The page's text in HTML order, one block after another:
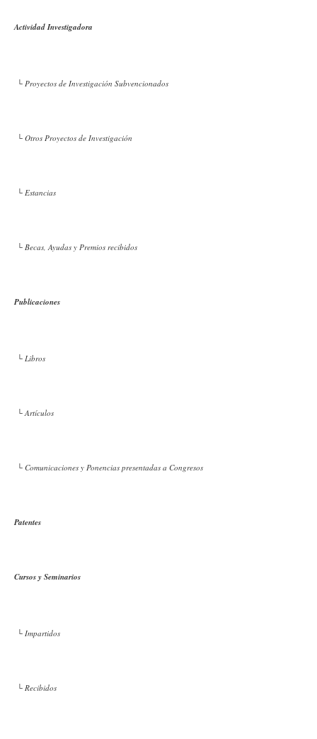
Actividad Investigadora
└ Proyectos de Investigación Subvencionados
└ Otros Proyectos de Investigación
└ Estancias
└ Becas, Ayudas y Premios recibidos
Publicaciones
└ Libros
└ Artículos
└ Comunicaciones y Ponencias presentadas a Congresos
Patentes
Cursos y Seminarios
└ Impartidos
└ Recibidos